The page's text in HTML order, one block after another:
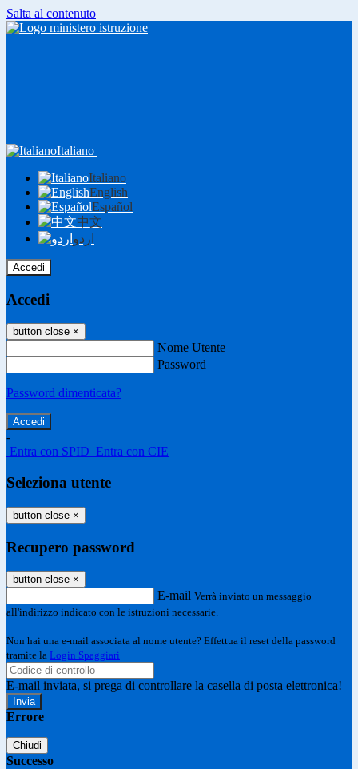
Salta al contenuto
Italiano
Italiano
English
Español
中文
اردو
Accedi
Accedi
button close ×
Nome Utente
Password
Password dimenticata?
-
Entra con SPID Entra con CIE
Seleziona utente
button close ×
Recupero password
button close ×
E-mail Verrà inviato un messaggio
all'indirizzo indicato con le istruzioni necessarie.
Non hai una e-mail associata al nome utente? Effettua il reset della password
tramite la Login Spaggiari
E-mail inviata, si prega di controllare la casella di posta elettronica!
Errore
Chiudi
Successo